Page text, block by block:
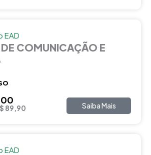
EAD
COMUNICAÇÃO E
89,90 Saiba Mais
EAD